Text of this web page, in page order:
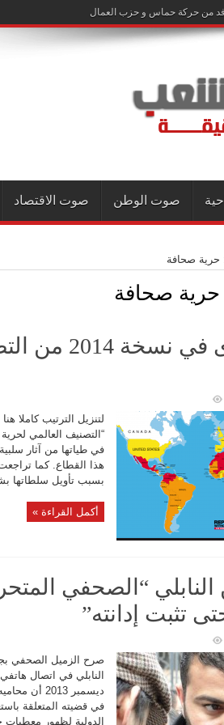
وفد من حركة حماس و حزب العمال
صوت الوطن صوت الاقتصاد
صحافة
حرية صحافة
التغيرات
“التصنيف العالمي
في طياتها من آثار
هذا القطاع. كما
بسبب تأويل
أكمل القراءة »
“الصحفي
تثبت إدانته”
صرح الزميل الصحفي
ديسمبر
في قضيته المتعلقة
الدولية لظهور